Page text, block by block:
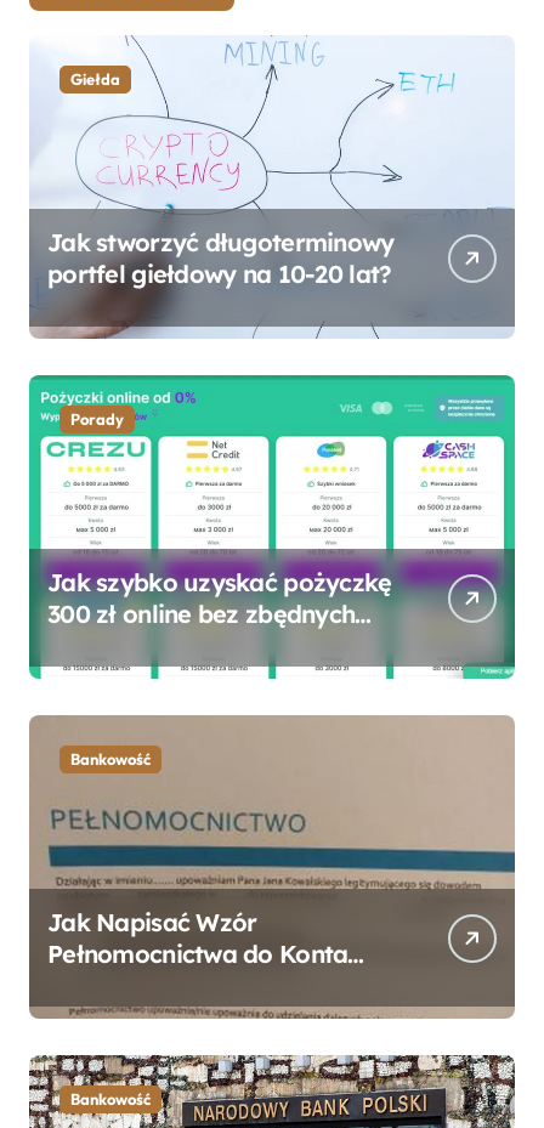
Giełda
Jak stworzyć długoterminowy
portfel giełdowy na 10-20 lat?
Porady
Jak szybko uzyskać pożyczkę
300 zł online bez zbędnych
Bankowość
Jak Napisać Wzór
Pełnomocnictwa do Konta
Przewodnik
Bankowość